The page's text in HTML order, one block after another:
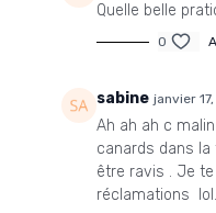
Quelle belle
0
sabine janvier
Ah ah ah c
canards dans
être ravis . Je
réclamations lol.